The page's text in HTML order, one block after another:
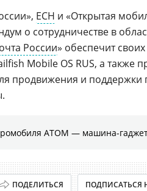
ЕСН и «Открытая
о сотрудничестве в
России» обеспечит
Mobile OS RUS, а также
продвижения и
АТОМ — машина-
ПОДЕЛИТЬСЯ ПОДПИСАТЬСЯ